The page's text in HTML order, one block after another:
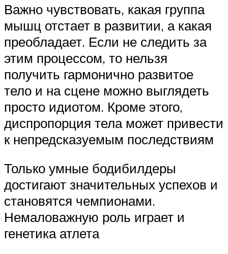
Важно чувствовать, какая группа
мышц отстает в развитии, а какая
преобладает. Если не следить за
этим процессом, то нельзя
получить гармонично развитое
тело и на сцене можно выглядеть
просто идиотом. Кроме этого,
диспропорция тела может привести
к непредсказуемым последствиям
Только умные бодибилдеры
достигают значительных успехов и
становятся чемпионами.
Немаловажную роль играет и
генетика атлета